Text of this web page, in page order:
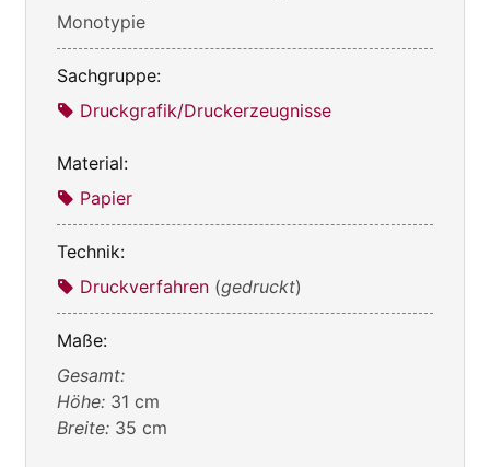
Monotypie
Sachgruppe:
Druckgrafik/Druckerzeugnisse
Material:
Papier
Technik:
Druckverfahren (gedruckt)
Maße:
Gesamt:
Höhe: 31 cm
Breite: 35 cm